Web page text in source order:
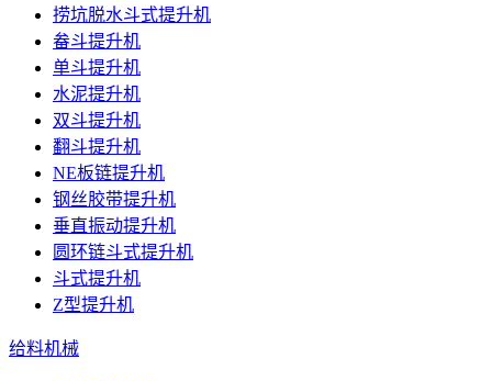
捞坑脱水斗式提升机
畚斗提升机
单斗提升机
水泥提升机
双斗提升机
翻斗提升机
NE板链提升机
钢丝胶带提升机
垂直振动提升机
圆环链斗式提升机
斗式提升机
Z型提升机
给料机械